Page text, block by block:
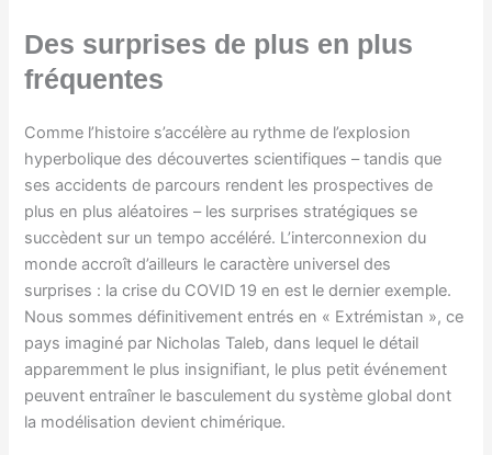
Des surprises de plus en plus
fréquentes
Comme l’histoire s’accélère au rythme de l’explosion
hyperbolique des découvertes scientifiques – tandis que
ses accidents de parcours rendent les prospectives de
plus en plus aléatoires – les surprises stratégiques se
succèdent sur un tempo accéléré. L’interconnexion du
monde accroît d’ailleurs le caractère universel des
surprises : la crise du COVID 19 en est le dernier exemple.
Nous sommes définitivement entrés en « Extrémistan », ce
pays imaginé par Nicholas Taleb, dans lequel le détail
apparemment le plus insignifiant, le plus petit événement
peuvent entraîner le basculement du système global dont
la modélisation devient chimérique.